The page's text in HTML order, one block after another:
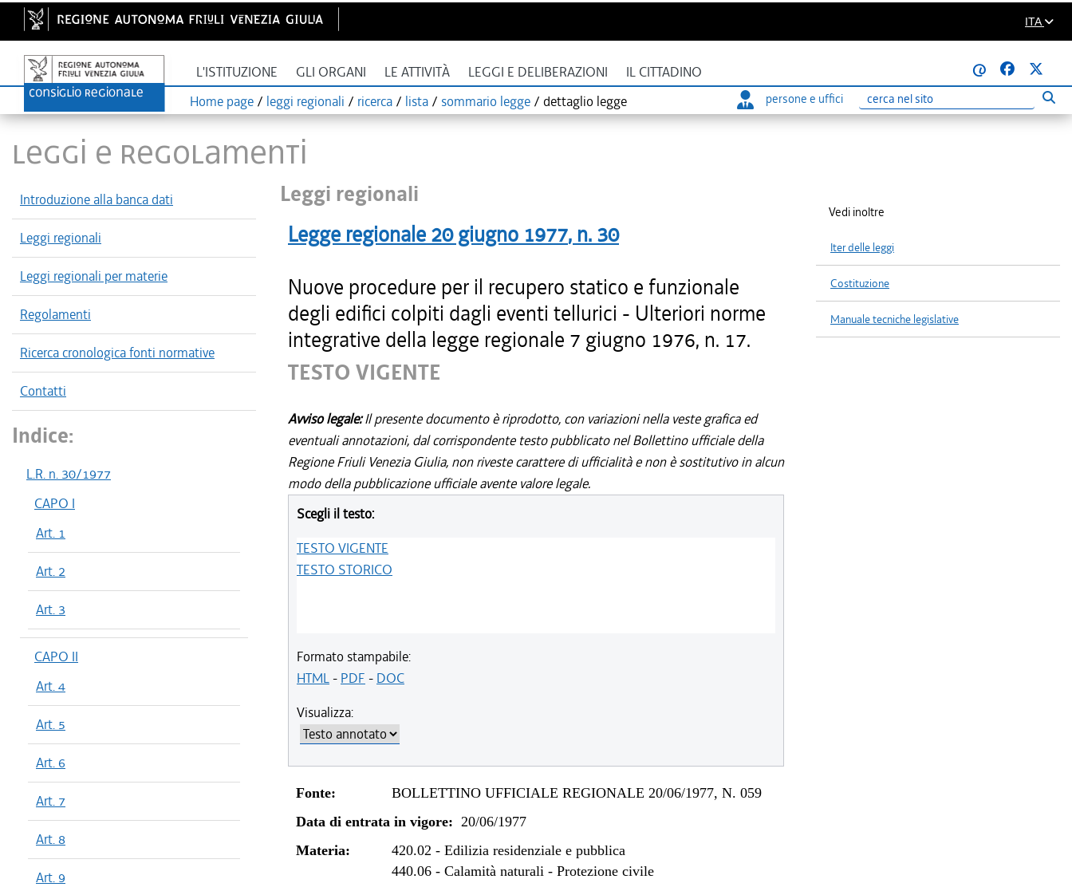
ITA
L'ISTITUZIONE GLI ORGANI LE ATTIVITÀ LEGGI E DELIBERAZIONI IL CITTADINO
@
Home page / leggi regionali / ricerca / lista / sommario legge / dettaglio legge persone e uffici
Ricerca
LEGGI E REGOLAMENTI
Introduzione alla banca dati
Leggi regionali
Leggi regionali per materie
Regolamenti
Ricerca cronologica fonti normative
Contatti
Indice:
L.R. n. 30/1977
CAPO I
Art. 1
Art. 2
Art. 3
CAPO II
Art. 4
Art. 5
Art. 6
Art. 7
Art. 8
Art. 9
Leggi regionali
Legge regionale 20 giugno 1977, n. 30
Nuove procedure per il recupero statico e funzionale
degli edifici colpiti dagli eventi tellurici - Ulteriori norme
integrative della legge regionale 7 giugno 1976, n. 17.
TESTO VIGENTE
Avviso legale:Il presente documento è riprodotto, con variazioni nella veste grafica ed
eventuali annotazioni, dal corrispondente testo pubblicato nel Bollettino ufficiale della
Regione Friuli Venezia Giulia, non riveste carattere di ufficialità e non è sostitutivo in alcun
modo della pubblicazione ufficiale avente valore legale.
Scegli il testo:
TESTO VIGENTE
TESTO STORICO
Formato stampabile:
HTML- PDF - DOC
Visualizza:
Fonte:
BOLLETTINO UFFICIALE REGIONALE 20/06/1977, N. 059
Data di entrata in vigore: 20/06/1977
Materia:
420.02 -Edilizia residenziale e pubblica
440.06 -Calamità naturali - Protezione civile
Vedi inoltre
Iter delle leggi
Costituzione
Manuale tecniche legislative